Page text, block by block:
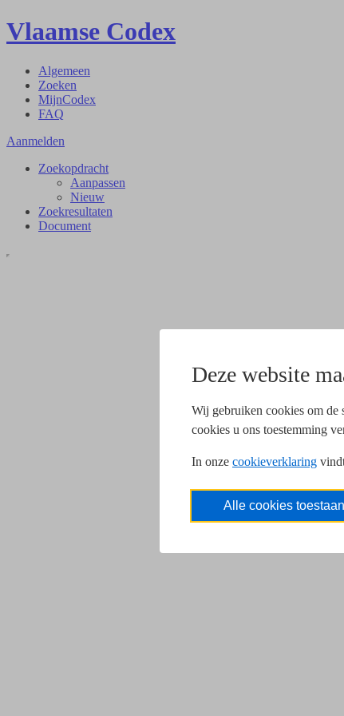
Deze website
Wij gebruiken cookies om de
cookies u ons toestemming
In onze cookieverklaring
Alle cookies toestaan
Vlaamse Codex
Algemeen
Zoeken
MijnCodex
FAQ
Aanmelden
Zoekopdracht
Aanpassen
Nieuw
Zoekresultaten
Document